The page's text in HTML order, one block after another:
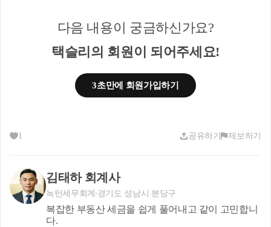
○ 재삼46014-2402, 1997.10.9
금융기관으로부터 대출을 받은 때에 타인의 부동산을 담보로
제공하였다는 사유만으
로는 증여에 해당되지 아니하는 것이며, 부동산을 취득함에
있어서 금융기관으로부터
확인되는 경우 당해 대출금은
귀 질의의 경우가 이에 해당되는지 아니면 상속세및증여세법
(법률 제5193호,
1996.12.30 개정된 것)제2조의 규정에 의한 증여에 해당되는지
여부는 소관세무서
장이 구체적인 사실을 조사하여 판단하는 것입니다.
다음 내용이 궁금하신가요?
택슬리의 회원이 되어주세요!
3초만에 회원가입하기
1 공유하기 제보하기
김태하 회계사
녹턴세무회계 경기도 성남시 분당구
복잡한 부동산 세금을 쉽게 풀어내고 같이 고민합니
다.